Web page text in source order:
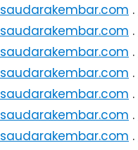
saudarakembar.com .
saudarakembar.com .
saudarakembar.com .
saudarakembar.com .
saudarakembar.com .
saudarakembar.com .
saudarakembar.com .